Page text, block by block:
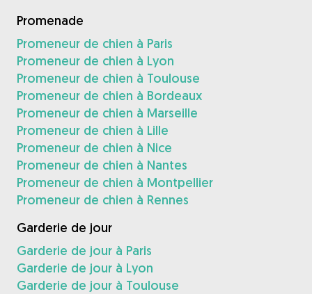
Promenade
Promeneur de chien à Paris
Promeneur de chien à Lyon
Promeneur de chien à Toulouse
Promeneur de chien à Bordeaux
Promeneur de chien à Marseille
Promeneur de chien à Lille
Promeneur de chien à Nice
Promeneur de chien à Nantes
Promeneur de chien à Montpellier
Promeneur de chien à Rennes
Garderie de jour
Garderie de jour à Paris
Garderie de jour à Lyon
Garderie de jour à Toulouse